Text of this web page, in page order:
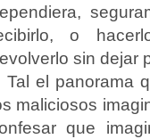
o
sin dejar
Tal el panorama
maliciosos
que